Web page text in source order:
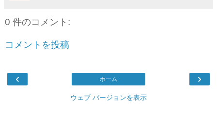
0 件のコメント:
コメントを投稿
‹ ›
ホーム
ウェブ バージョンを表示